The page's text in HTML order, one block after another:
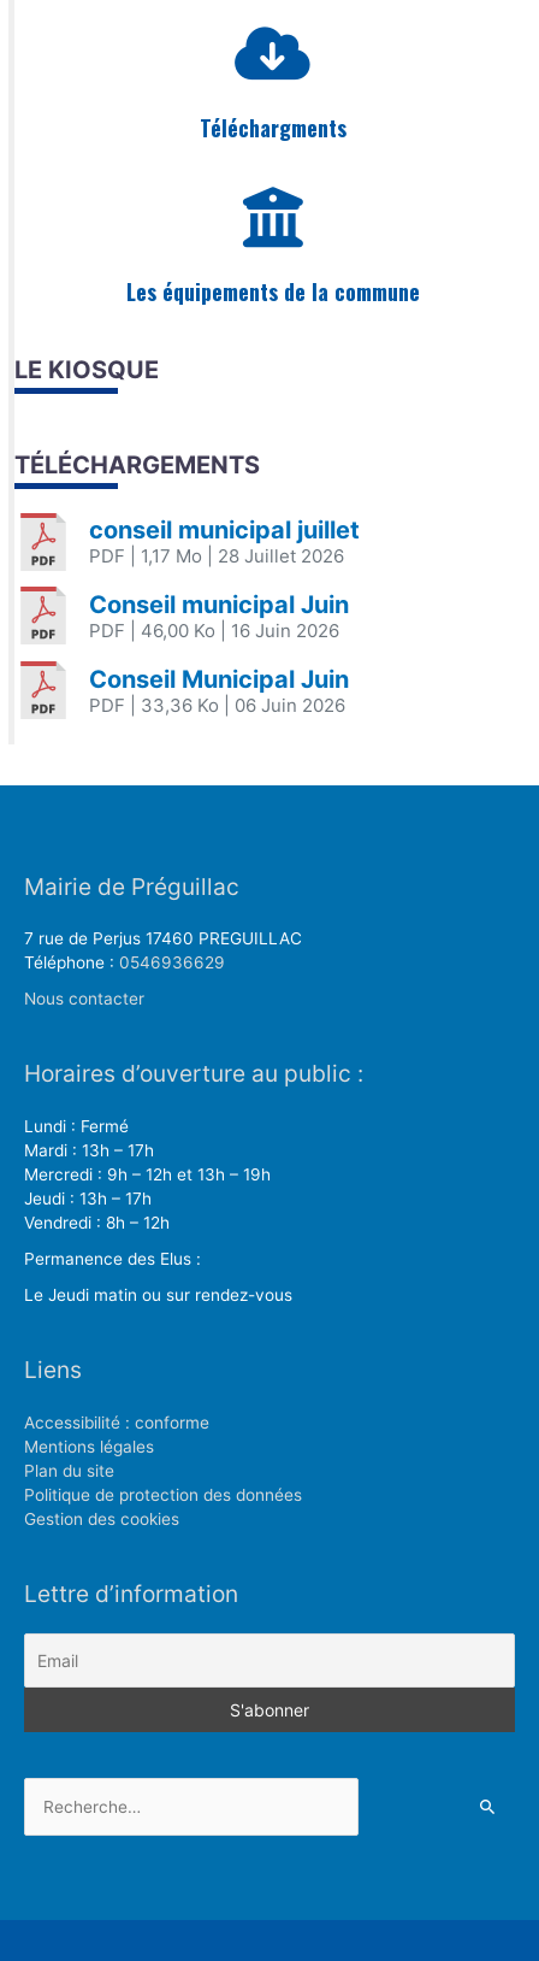
Téléchargments
Les équipements de la commune
LE KIOSQUE
TÉLÉCHARGEMENTS
conseil municipal juillet
PDF | 1,17 Mo | 28 Juillet 2026
Conseil municipal Juin
PDF | 46,00 Ko | 16 Juin 2026
Conseil Municipal Juin
PDF | 33,36 Ko | 06 Juin 2026
Mairie de Préguillac
7 rue de Perjus 17460 PREGUILLAC
Téléphone : 0546936629
Nous contacter
Horaires d’ouverture au public :
Lundi : Fermé
Mardi : 13h – 17h
Mercredi : 9h – 12h et 13h – 19h
Jeudi : 13h – 17h
Vendredi : 8h – 12h
Permanence des Elus :
Le Jeudi matin ou sur rendez-vous
Liens
Accessibilité : conforme
Mentions légales
Plan du site
Politique de protection des données
Gestion des cookies
Lettre d’information